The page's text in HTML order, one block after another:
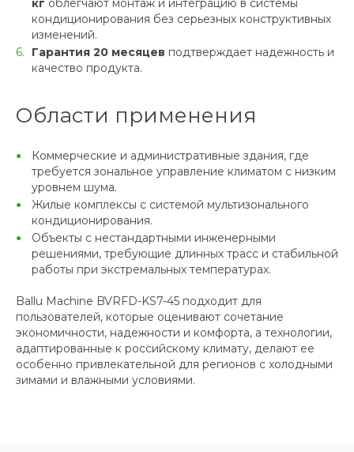
кг облегчают монтаж и интеграцию в системы
кондиционирования без серьезных конструктивных
изменений.
Гарантия 20 месяцев подтверждает надежность и
качество продукта.
Области применения
Коммерческие и административные здания, где
требуется зональное управление климатом с низким
уровнем шума.
Жилые комплексы с системой мультизонального
кондиционирования.
Объекты с нестандартными инженерными
решениями, требующие длинных трасс и стабильной
работы при экстремальных температурах.
Ballu Machine BVRFD-KS7-45 подходит для
пользователей, которые оценивают сочетание
экономичности, надежности и комфорта, а технологии,
адаптированные к российскому климату, делают ее
особенно привлекательной для регионов с холодными
зимами и влажными условиями.